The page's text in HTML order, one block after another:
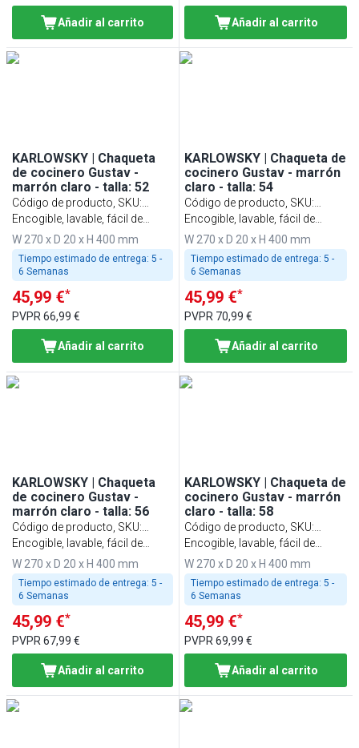
Añadir al carrito Añadir al carrito
KARLOWSKY | Chaqueta
de cocinero Gustav -
marrón claro - talla: 52
Código de producto, SKU:
KJGHBK52
Encogible, lavable, fácil de
cuidar
W 270 x D 20 x H 400 mm
Tiempo estimado de entrega: 5 -
6 Semanas
45,99 €*
PVPR 66,99 €
Añadir al carrito
KARLOWSKY | Chaqueta de
cocinero Gustav - marrón
claro - talla: 54
Código de producto, SKU:
KJGHBK54
Encogible, lavable, fácil de
cuidar
W 270 x D 20 x H 400 mm
Tiempo estimado de entrega: 5 -
6 Semanas
45,99 €*
PVPR 70,99 €
Añadir al carrito
KARLOWSKY | Chaqueta
de cocinero Gustav -
marrón claro - talla: 56
Código de producto, SKU:
KJGHBK56
Encogible, lavable, fácil de
cuidar
W 270 x D 20 x H 400 mm
Tiempo estimado de entrega: 5 -
6 Semanas
45,99 €*
PVPR 67,99 €
Añadir al carrito
KARLOWSKY | Chaqueta de
cocinero Gustav - marrón
claro - talla: 58
Código de producto, SKU:
KJGHBK58
Encogible, lavable, fácil de
cuidar
W 270 x D 20 x H 400 mm
Tiempo estimado de entrega: 5 -
6 Semanas
45,99 €*
PVPR69,99 €
Añadir al carrito